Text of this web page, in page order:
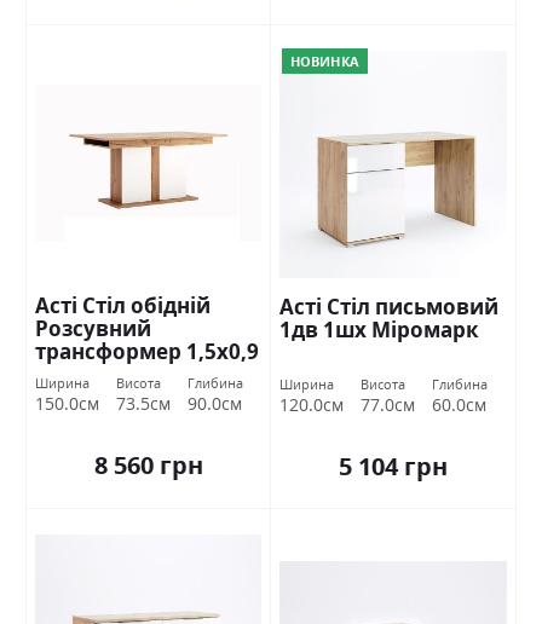
Асті Стіл обідній
Розсувний
трансформер 1,5х0,9
Дуб крафт/білий
глянець Міромарк
Ширина
150.0см
Висота
73.5см
Глибина
90.0см
8 560 грн
НОВИНКА
Асті Стіл письмовий
1дв 1шх Міромарк
Ширина
120.0см
Висота
77.0см
Глибина
60.0см
5 104 грн